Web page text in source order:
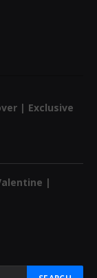
| Exclusive
|